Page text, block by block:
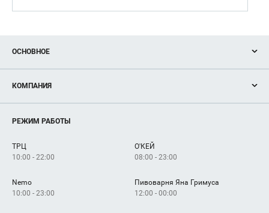
ОСНОВНОЕ
Новости
Магазины
Услуги
КОМПАНИЯ
Рекламодателям
Как добраться
РЕЖИМ РАБОТЫ
ТРЦ
10:00 - 22:00
О'КЕЙ
08:00 - 23:00
Nemo
10:00 - 23:00
Пивоварня Яна Гримуса
12:00 - 00:00